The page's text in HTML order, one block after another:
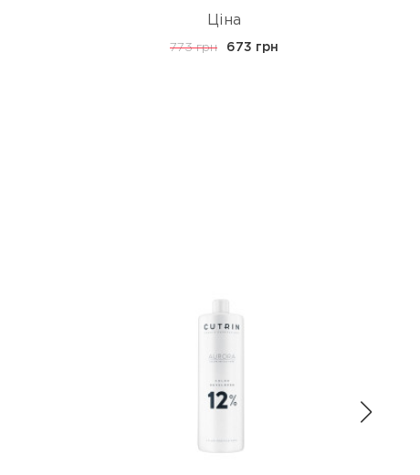
Ціна
773 грн 673 грн